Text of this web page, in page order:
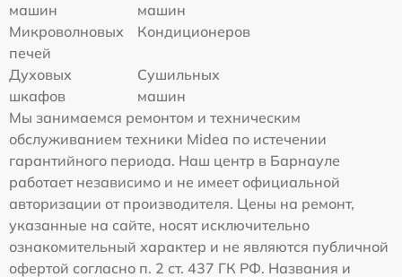
машин
машин
Микроволновых
печей
Кондиционеров
Духовых
шкафов
Сушильных
машин
Мы занимаемся ремонтом и техническим
обслуживанием техники Midea по истечении
гарантийного периода. Наш центр в Барнауле
работает независимо и не имеет официальной
авторизации от производителя. Цены на ремонт,
указанные на сайте, носят исключительно
ознакомительный характер и не являются публичной
офертой согласно п. 2 ст. 437 ГК РФ. Названия и